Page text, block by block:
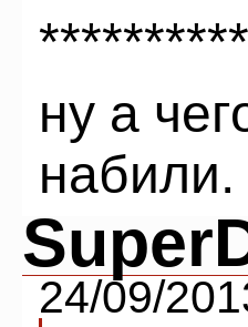
ну а
набили.
24/09/